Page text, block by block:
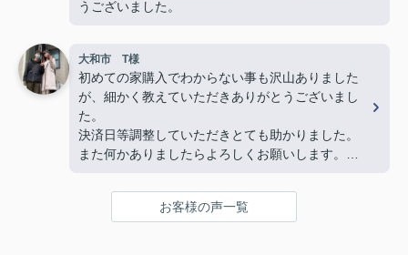
心感を感じるほど信頼していました。
物件探しだけでなく、気持ちの面でも支えていただ
き、本当に感謝しています。
心からおすすめしたい不動産屋さんです。
今後も何かありましたらよろしくお願いいたしま
す！(よろしくお願いします)
うございました。
大和市 T様
初めての家購入でわからない事も沢山ありました
が、細かく教えていただきありがとうございまし
た。
決済日等調整していただきとても助かりました。
また何かありましたらよろしくお願いします。
さんの対応は丁寧かつ説明がわかりやすく、仲介手
数料が無料であるため選びました。
お客様の声一覧